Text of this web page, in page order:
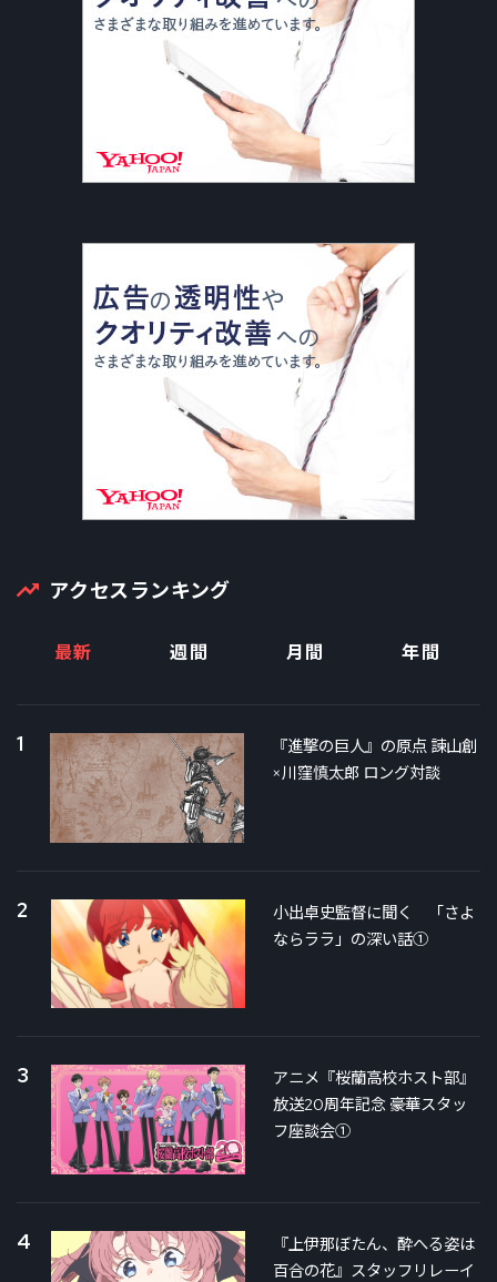
アクセスランキング
最新 週間 月間 年間
1
『進撃の巨人』の原点 諫山創
×川窪慎太郎 ロング対談
2
小出卓史監督に聞く 「さよ
ならララ」の深い話①
3
アニメ『桜蘭高校ホスト部』
放送20周年記念 豪華スタッ
フ座談会①
4
『上伊那ぼたん、酔へる姿は
百合の花』スタッフリレーイ